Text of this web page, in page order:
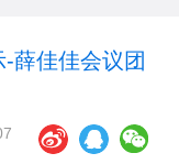
薛佳佳会议团